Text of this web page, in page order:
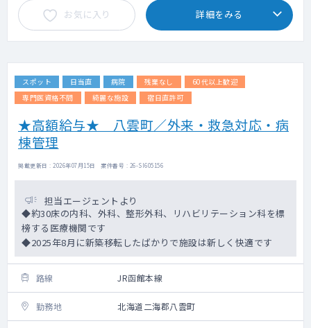
お気に入り 詳細をみる
スポット 日当直 病院 残業なし
60代以上歓迎
専門医資格不問
綺麗な施設 宿日直許可
★高額給与★ 八雲町／外来・救急対応・病
棟管理
掲載更新日 : 2026年07月15日 案件番号 : 26-SI605156
担当エージェントより
◆約30床の内科、外科、整形外科、リハビリテーション科を標
榜する医療機関です
◆2025年8月に新築移転したばかりで施設は新しく快適です
路線 JR函館本線
勤務地 北海道二海郡八雲町